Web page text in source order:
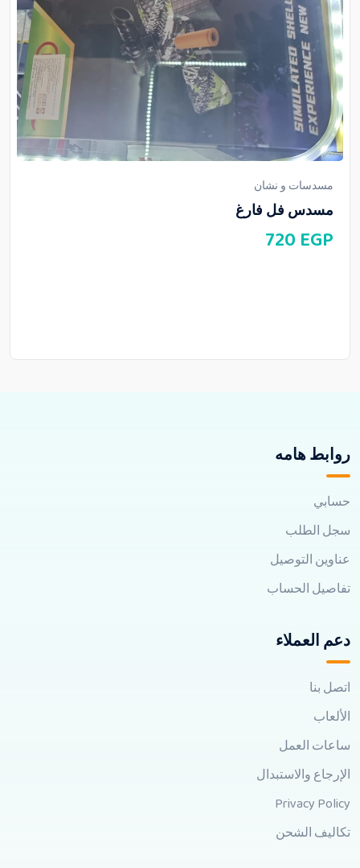
مسدسات و نشان
مسدس فل فارغ
720 EGP
روابط هامه
حسابي
سجل الطلب
عناوين التوصيل
تفاصيل الحساب
دعم العملاء
اتصل بنا
الألعاب
ساعات العمل
الإرجاع والاستبدال
Privacy Policy
تكاليف الشحن